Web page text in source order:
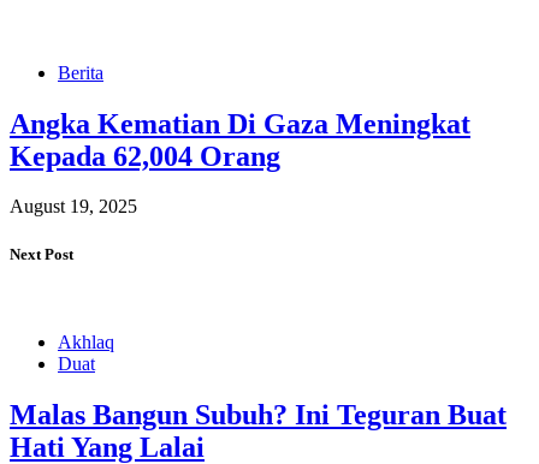
Berita
Angka Kematian Di Gaza Meningkat
Kepada 62,004 Orang
August 19, 2025
Next Post
Akhlaq
Duat
Malas Bangun Subuh? Ini Teguran Buat
Hati Yang Lalai